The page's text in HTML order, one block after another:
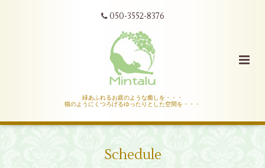
050-3552-8376
緑あふれるお庭のような癒しを・・・
猫のようにくつろげるゆったりとした空間を・・・
Schedule